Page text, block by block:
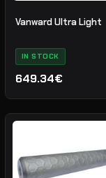
Vanward Ultra Light
IN STOCK
649.34€